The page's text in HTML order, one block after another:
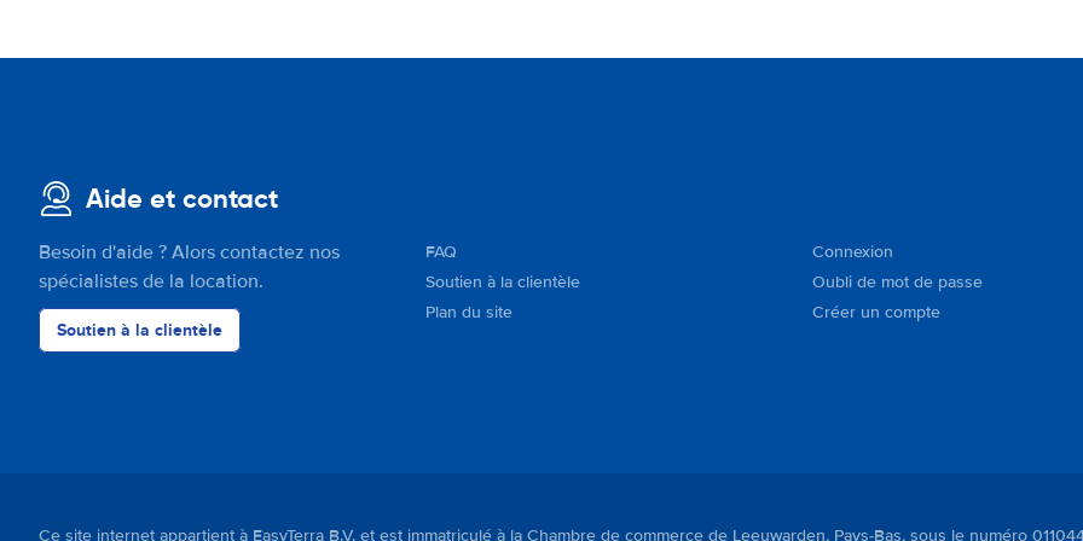
Aide et contact
Besoin d'aide ? Alors contactez nos
spécialistes de la location.
Soutien à la clientèle
FAQ
Soutien à la clientèle
Plan du site
Connexion
Oubli de mot de passe
Créer un compte
Ce site internet appartient à EasyTerra B.V. et est immatriculé à la Chambre de commerce de Leeuwarden, Pays-Bas, sous le numéro